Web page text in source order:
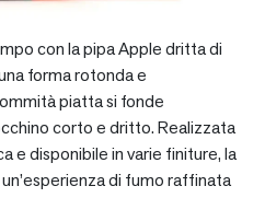
con la pipa Apple dritta di
forma rotonda e
piatta si fonde
corto e dritto. Realizzata
e disponibile in varie finiture, la
di fumo raffinata